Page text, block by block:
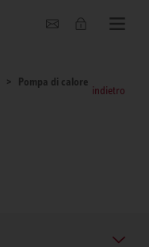
Pompa di calore
indietro